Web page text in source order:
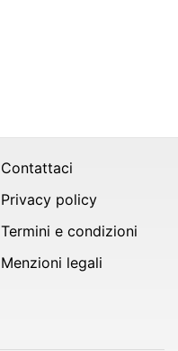
Contattaci
Privacy policy
Termini e condizioni
Menzioni legali